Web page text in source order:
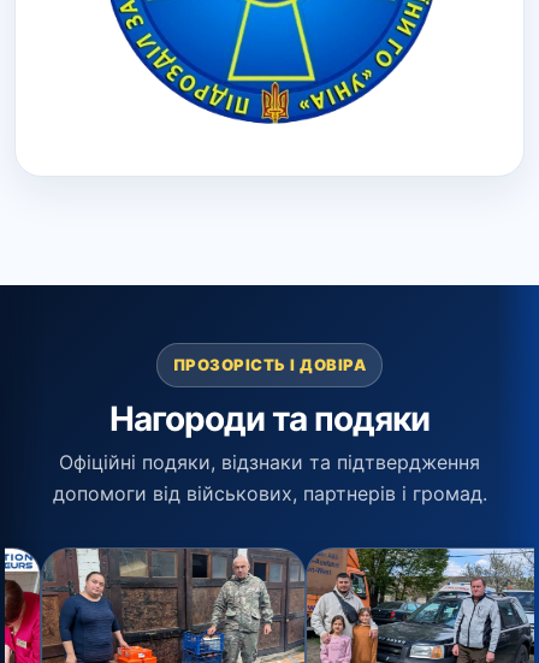
ПРОЗОРІСТЬ І ДОВІРА
Нагороди та подяки
Офіційні подяки, відзнаки та підтвердження
допомоги від військових, партнерів і громад.